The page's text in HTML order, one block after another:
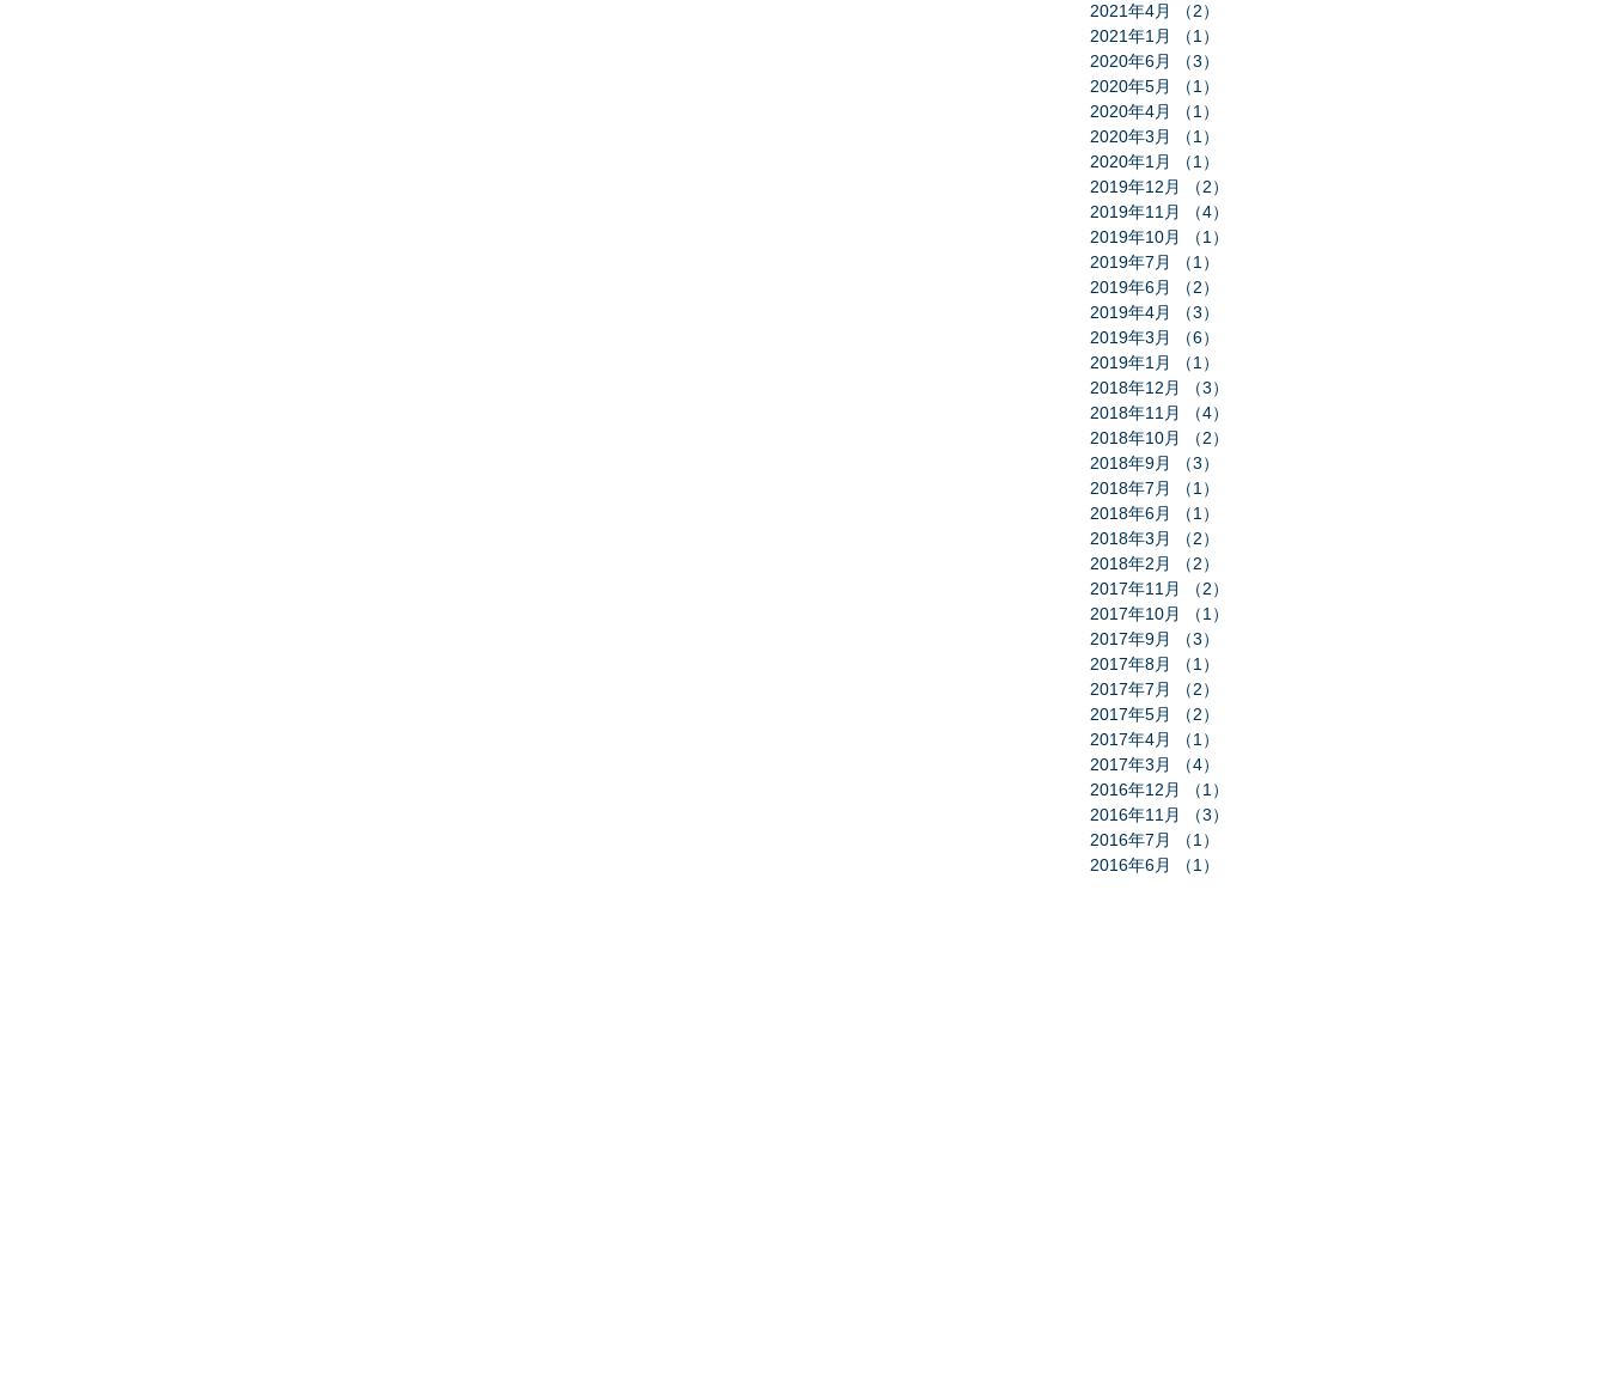
2021年4月
（2）
2021年1月
（1）
2020年6月
（3）
2020年5月
（1）
2020年4月
（1）
2020年3月
（1）
2020年1月
（1）
2019年12月
（2）
2019年11月
（4）
2019年10月
（1）
2019年7月
（1）
2019年6月
（2）
2019年4月
（3）
2019年3月
（6）
2019年1月
（1）
2018年12月
（3）
2018年11月
（4）
2018年10月
（2）
2018年9月
（3）
2018年7月
（1）
2018年6月
（1）
2018年3月
（2）
2018年2月
（2）
2017年11月
（2）
2017年10月
（1）
2017年9月
（3）
2017年8月
（1）
2017年7月
（2）
2017年5月
（2）
2017年4月
（1）
2017年3月
（4）
2016年12月
（1）
2016年11月
（3）
2016年7月
（1）
2016年6月
（1）